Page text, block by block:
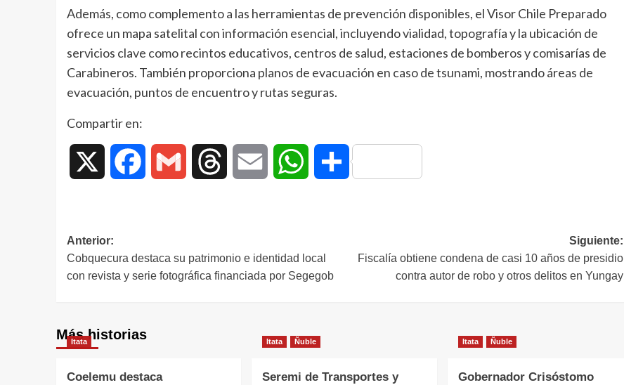
Además, como complemento a las herramientas de prevención disponibles, el Visor Chile Preparado
ofrece un mapa satelital con información esencial, incluyendo vialidad, topografía y la ubicación de
servicios clave como recintos educativos, centros de salud, estaciones de bomberos y comisarías de
Carabineros. También proporciona planos de evacuación en caso de tsunami, mostrando áreas de
evacuación, puntos de encuentro y rutas seguras.
Compartir en:
Facebook Gmail Threads Email WhatsAppCompartir
Anterior:
Cobquecura destaca su patrimonio e identidad local
con revista y serie fotográfica financiada por Segegob
Siguiente:
Fiscalía obtiene condena de casi 10 años de presidio
contra autor de robo y otros delitos en Yungay
Más historias
Itata
Coelemu destaca
Itata Ñuble
Seremi de Transportes y
Itata Ñuble
Gobernador Crisóstomo